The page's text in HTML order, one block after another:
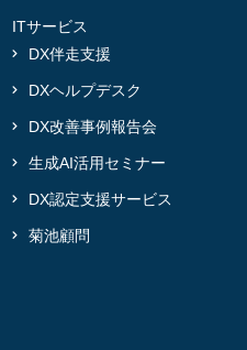
ITサービス
DX伴走支援
DXヘルプデスク
DX改善事例報告会
生成AI活用セミナー
DX認定支援サービス
菊池顧問